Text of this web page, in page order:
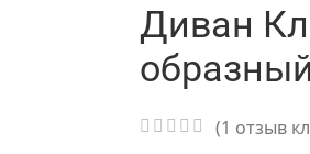
Диван
(1 отзыв